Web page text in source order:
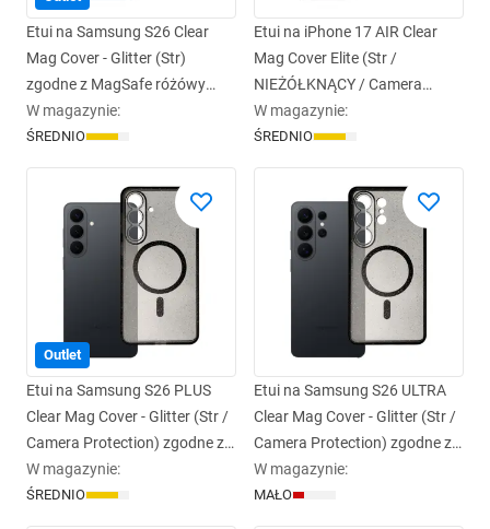
Etui na Samsung S26 Clear
Mag Cover - Glitter (Str)
zgodne z MagSafe różówy
glitter
W magazynie:
ŚREDNIO
Etui na iPhone 17 AIR Clear
Mag Cover Elite (Str /
NIEŻÓŁKNĄCY / Camera
Control Button) zgodne z
MagSafe transparentne
W magazynie:
ŚREDNIO
Outlet
Etui na Samsung S26 PLUS
Clear Mag Cover - Glitter (Str /
Camera Protection) zgodne z
MagSafe czarne glitter
W magazynie:
ŚREDNIO
Etui na Samsung S26 ULTRA
Clear Mag Cover - Glitter (Str /
Camera Protection) zgodne z
MagSafe czarne glitter
W magazynie:
MAŁO